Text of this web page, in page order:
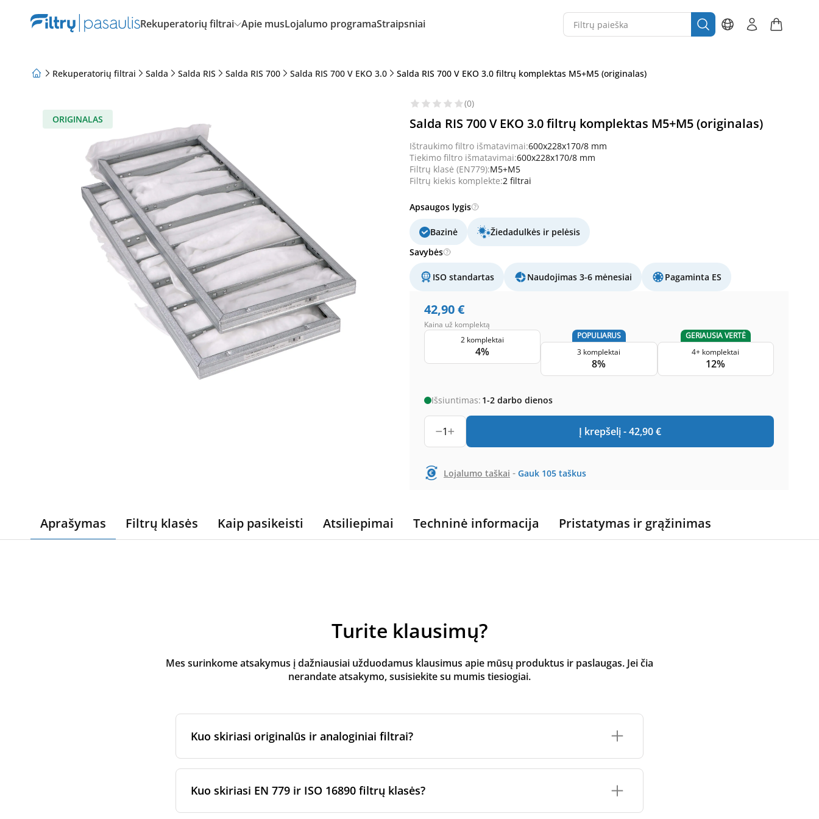
Rekuperatorių filtrai Apie musLojalumo programaStraipsniai
Rekuperatorių filtrai Salda Salda RIS Salda RIS 700 Salda RIS 700 V EKO 3.0 Salda RIS 700 V EKO 3.0 filtrų komplektas M5+M5 (originalas)
ORIGINALAS
(0)
Salda RIS 700 V EKO 3.0 filtrų komplektas M5+M5 (originalas)
Ištraukimo filtro išmatavimai:600x228x170/8 mm
Tiekimo filtro išmatavimai:600x228x170/8 mm
Filtrų klasė (EN779):M5+M5
Filtrų kiekis komplekte:2 filtrai
Apsaugos lygis
Bazinė
Žiedadulkės ir pelėsis
Savybės
ISO standartas Naudojimas 3-6 mėnesiai Pagaminta ES
42,90€
Kaina už komplektą
2 komplektai
4%
POPULIARUS
3 komplektai
8%
GERIAUSIA VERTĖ
4+ komplektai
12%
Išsiuntimas: 1-2 darbo dienos
1 Į krepšelį -42,90€
Lojalumo taškai - Gauk 105 taškus
Aprašymas Filtrų klasės Kaip pasikeisti Atsiliepimai Techninė informacija Pristatymas ir grąžinimas
Turite klausimų?
Mes surinkome atsakymus į dažniausiai užduodamus klausimus apie mūsų produktus ir paslaugas. Jei čia
nerandate atsakymo, susisiekite su mumis tiesiogiai.
Kuo skiriasi originalūs ir analoginiai filtrai?
arba jam skirtų filtrų per sertifikuotus gamybos partnerius. Jie laikosi konkrečių prekės ženklo
Kuo skiriasi EN 779 ir ISO 16890 filtrų klasės?